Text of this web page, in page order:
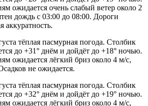
ожидается очень слабый ветер около 2
дождь с 03:00 до 08:00. Дороги
тёплая пасмурная погода. Столбик
до +31° днём и дойдёт до +18° ночью.
ожидается лёгкий бриз около 4 м/с,
не ожидается.
тёплая пасмурная погода. Столбик
до +32° днём и дойдёт до +19° ночью.
ожидается лёгкий бриз около 4 м/с,